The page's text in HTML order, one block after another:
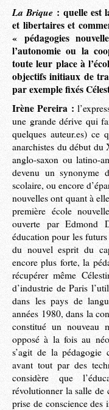
La Brique : quelle est
et libertaires et
« pédagogies
l’autonomie ou la
toute leur place à
objectifs initiaux de
par exemple fixés
Irène Pereira :
une grande dérive qui
quelques auteur.es) ce
anarchistes du début du
anglo-saxon ou latino-
devenu un synonyme
scolaire, ou encore
nouvelles ont quant à
première école
ouverte par Edmond
éducation pour les
du nouvel esprit du
encore plus forte, la
récupérer même
d’industrie de Paris
dans les pays de
années 1980, dans la
constitué un nouveau
opposé à la fois au
s’agit de la pédagogie
avant tout par des
considère que
révolutionner la salle de
prise de conscience des